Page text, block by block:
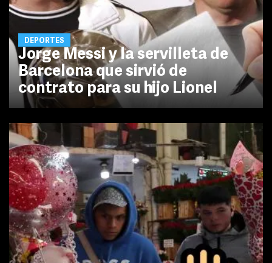
DEPORTES
Jorge Messi y la servilleta de
Barcelona que sirvió de
contrato para su hijo Lionel